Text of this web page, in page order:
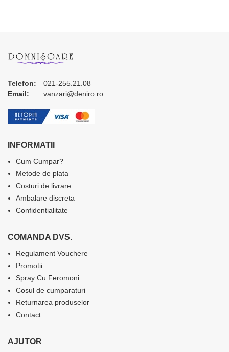
Telefon:
021-255.21.08
Email:
vanzari@deniro.ro
INFORMATII
Cum Cumpar?
Metode de plata
Costuri de livrare
Ambalare discreta
Confidentialitate
COMANDA DVS.
Regulament Vouchere
Promotii
Spray Cu Feromoni
Cosul de cumparaturi
Returnarea produselor
Contact
AJUTOR